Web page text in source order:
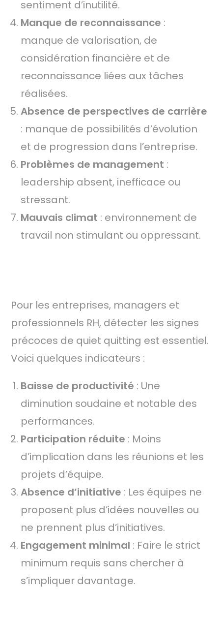
sentiment d’inutilité.
Manque de reconnaissance :
manque de valorisation, de
considération financière et de
reconnaissance liées aux tâches
réalisées.
Absence de perspectives de carrière
: manque de possibilités d’évolution
et de progression dans l’entreprise.
Problèmes de management :
leadership absent, inefficace ou
stressant.
Mauvais climat : environnement de
travail non stimulant ou oppressant.
Pour les entreprises, managers et
professionnels RH, détecter les signes
précoces de quiet quitting est essentiel.
Voici quelques indicateurs :
Baisse de productivité : Une
diminution soudaine et notable des
performances.
Participation réduite : Moins
d’implication dans les réunions et les
projets d’équipe.
Absence d’initiative : Les équipes ne
proposent plus d’idées nouvelles ou
ne prennent plus d’initiatives.
Engagement minimal : Faire le strict
minimum requis sans chercher à
s’impliquer davantage.